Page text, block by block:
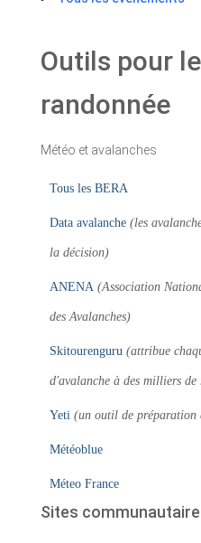
Outils pour
randonnée
Météo et avalanches
Tous les BERA
Data avalanche (les
la décision)
ANENA (Association
des Avalanches)
Skitourenguru (attribue
d'avalanche à des milliers de
Yeti (un outil de préparation
Météoblue
Méteo France
Sites